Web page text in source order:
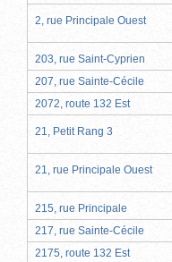
2, rue Principale Ouest
203, rue Saint-Cyprien
207, rue Sainte-Cécile
2072, route 132 Est
21, Petit Rang 3
21, rue Principale Ouest
215, rue Principale
217, rue Sainte-Cécile
2175, route 132 Est